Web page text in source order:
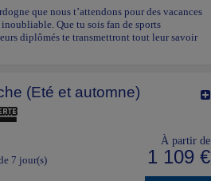
que nous t’attendons pour des vacances
Que tu sois fan de sports
diplômés te transmettront tout leur savoir
(Eté et automne)
7 jour(s)
À partir de
1 109 €